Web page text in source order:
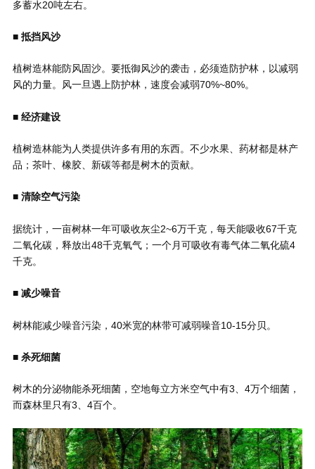
多蓄水20吨左右。
■ 抵挡风沙
植树造林能防风固沙。要抵御风沙的袭击，必须造防护林，以减弱
风的力量。风一旦遇上防护林，速度会减弱70%~80%。
■ 经济建设
植树造林能为人类提供许多有用的东西。不少水果、药材都是林产
品；茶叶、橡胶、新碳等都是树木的贡献。
■ 清除空气污染
据统计，一亩树林一年可吸收灰尘2~6万千克，每天能吸收67千克
二氧化碳，释放出48千克氧气；一个月可吸收有毒气体二氧化硫4
千克。
■ 减少噪音
树林能减少噪音污染，40米宽的林带可减弱噪音10-15分贝。
■ 杀死细菌
树木的分泌物能杀死细菌，空地每立方米空气中有3、4万个细菌，
而森林里只有3、4百个。